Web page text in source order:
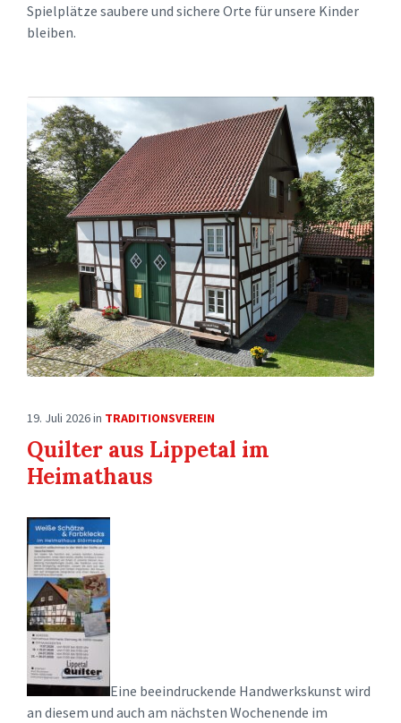
Spielplätze saubere und sichere Orte für unsere Kinder
bleiben.
19. Juli 2026in TRADITIONSVEREIN
Quilter aus Lippetal im
Heimathaus
Eine beeindruckende Handwerkskunst wird
an diesem und auch am nächsten Wochenende im